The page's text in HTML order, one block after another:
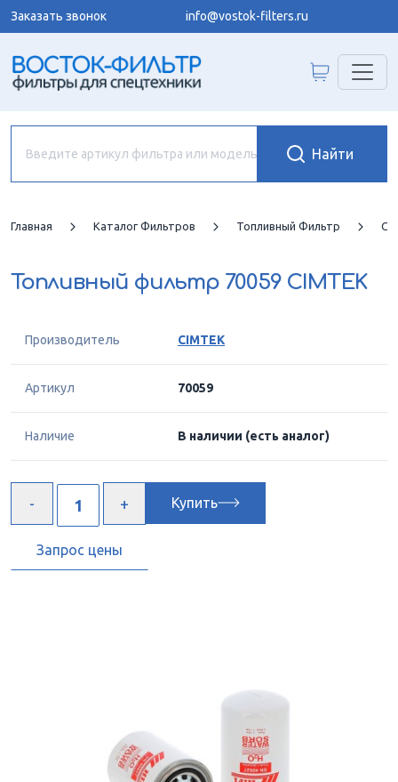
Заказать звонок info@vostok-filters.ru
Главная Каталог Фильтров Топливный Фильтр
Топливный фильтр 70059 CIMTEK
Производитель CIMTEK
Артикул 70059
Наличие В наличии (есть аналог)
Купить
Запрос цены